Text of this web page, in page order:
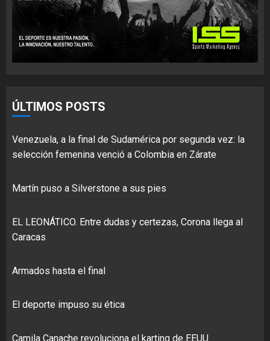
ÚLTIMOS POSTS
Venezuela, a la final de Sudamérica por segunda vez: la
selección femenina venció a Colombia en Zárate
Martín puso a Silverstone a sus pies
EL LEONÁTICO. Entre dudas y certezas, Corona llega al
Caracas
Armados hasta el final
El deporte impuso su ética
Camila Canache revoluciona el karting de EEUU